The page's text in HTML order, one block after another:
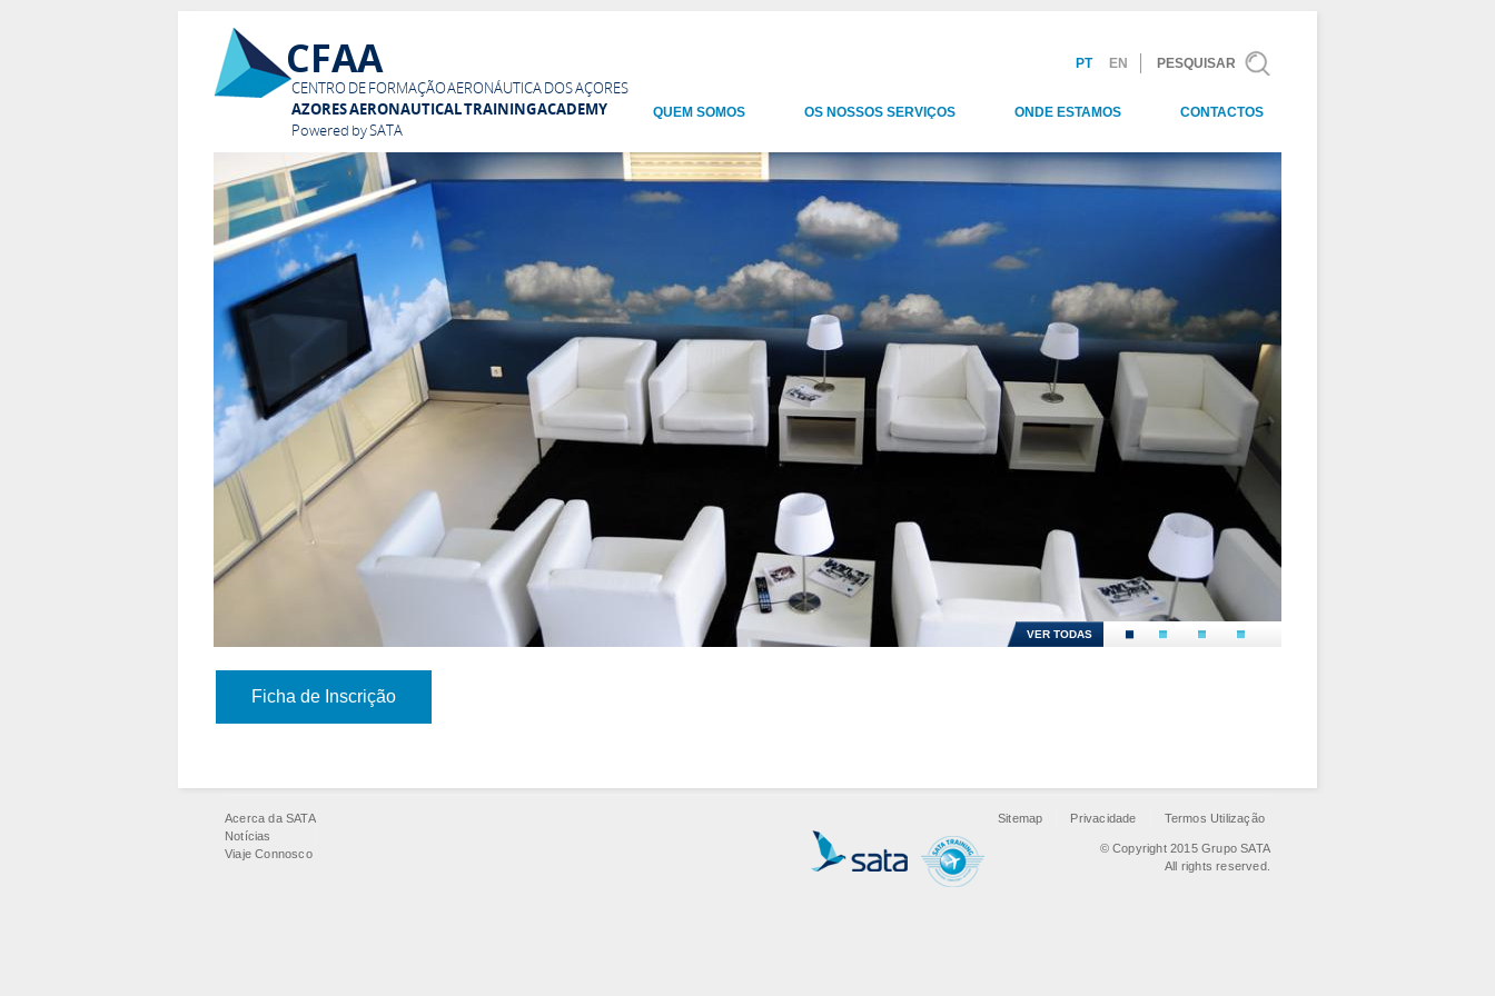
CFAA
CENTRO DE FORMAÇÃO AERONÁUTICA DOS AÇORES
AZORES AERONAUTICAL TRAINING ACADEMY
Powered by SATA
PT EN
Formulário
de procura
Pesquisar
QUEM SOMOS OS NOSSOS SERVIÇOS ONDE ESTAMOS CONTACTOS
VER TODAS
Ficha de Inscrição
Sitemap Privacidade Termos Utilização
Acerca da SATA
Notícias
Viaje Connosco
© Copyright 2015 Grupo SATA
All rights reserved.